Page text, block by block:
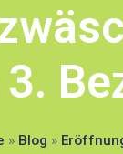
» Blog »